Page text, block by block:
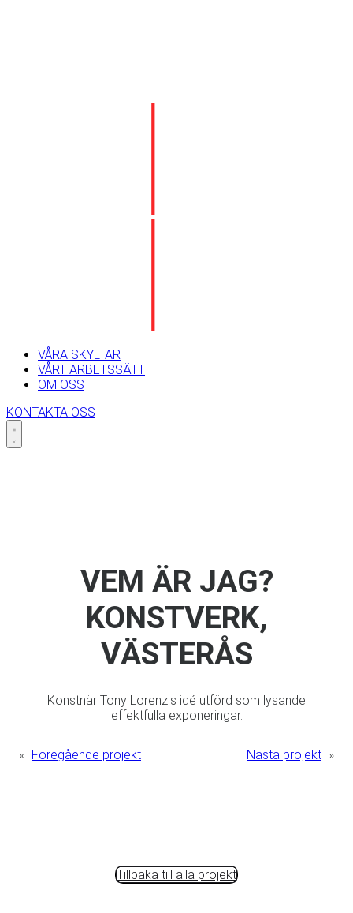
VÅRA SKYLTAR
VÅRT ARBETSSÄTT
OM OSS
KONTAKTA OSS
VEM ÄR JAG?
KONSTVERK,
VÄSTERÅS
Konstnär Tony Lorenzis idé utförd som lysande
effektfulla exponeringar.
« Föregående projekt Nästa projekt »
Tillbaka till alla projekt